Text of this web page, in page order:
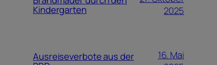
Kindergarten
2025
Ausreiseverbote aus der
16. Mai